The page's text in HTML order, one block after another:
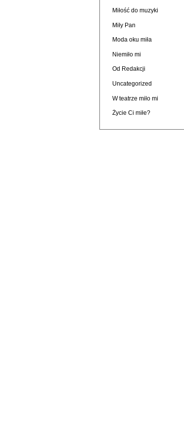
Miłość do muzyki
Miły Pan
Moda oku miła
Niemiło mi
Od Redakcji
Uncategorized
W teatrze miło mi
Życie Ci miłe?